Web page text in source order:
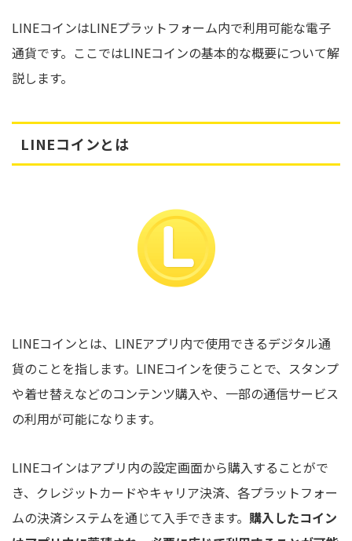
LINEコインはLINEプラットフォーム内で利用可能な電子
通貨です。ここではLINEコインの基本的な概要について解
説します。
LINEコインとは
LINEコインとは、LINEアプリ内で使用できるデジタル通
貨のことを指します。LINEコインを使うことで、スタンプ
や着せ替えなどのコンテンツ購入や、一部の通信サービス
の利用が可能になります。
LINEコインはアプリ内の設定画面から購入することがで
き、クレジットカードやキャリア決済、各プラットフォー
ムの決済システムを通じて入手できます。 購入したコイン